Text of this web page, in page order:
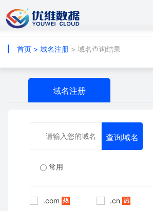
首页 > 域名注册 > 域名查询结果
域名注册
常用
.com
.cn